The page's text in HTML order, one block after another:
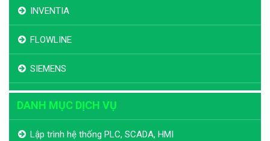
INVENTIA
FLOWLINE
SIEMENS
DANH MỤC DỊCH VỤ
Lập trình hệ thống PLC, SCADA, HMI